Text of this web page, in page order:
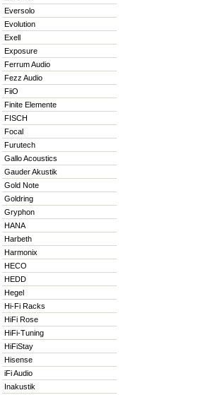
Eversolo
Evolution
Exell
Exposure
Ferrum Audio
Fezz Audio
FiiO
Finite Elemente
FISCH
Focal
Furutech
Gallo Acoustics
Gauder Akustik
Gold Note
Goldring
Gryphon
HANA
Harbeth
Harmonix
HECO
HEDD
Hegel
Hi-Fi Racks
HiFi Rose
HiFi-Tuning
HiFiStay
Hisense
iFi Audio
Inakustik